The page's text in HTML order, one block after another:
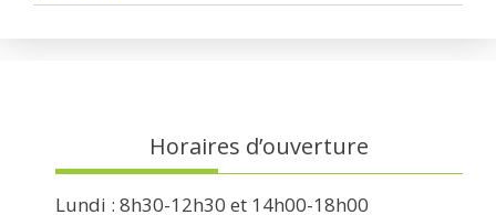
Horaires d’ouverture
Lundi : 8h30-12h30 et 14h00-18h00